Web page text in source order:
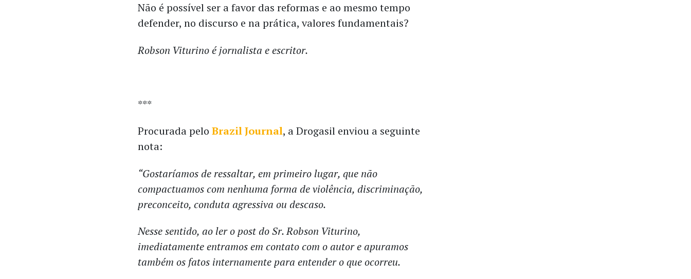
Não é possível ser a favor das reformas e ao mesmo tempo
defender, no discurso e na prática, valores fundamentais?
Robson Viturino é jornalista e escritor.
***
Procurada peloBrazil Journal, a Drogasil enviou a seguinte
nota:
“Gostaríamos de ressaltar, em primeiro lugar, que não
compactuamos com nenhuma forma de violência, discriminação,
preconceito, conduta agressiva ou descaso.
Nesse sentido, ao ler o post do Sr. Robson Viturino,
imediatamente entramos em contato com o autor e apuramos
também os fatos internamente para entender o que ocorreu.